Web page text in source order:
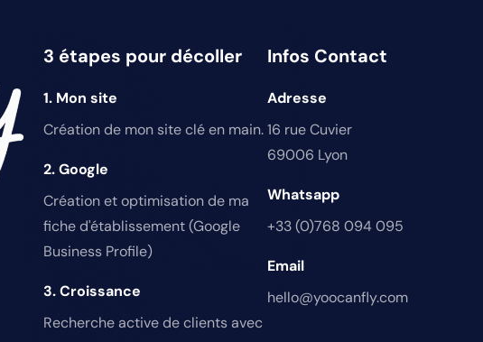
3 étapes pour décoller
1. Mon site
Création de mon site clé en main.
2. Google
Création et optimisation de ma
fiche d'établissement (Google
Business Profile)
3. Croissance
Recherche active de clients avec
Infos Contact
Adresse
16 rue Cuvier
69006 Lyon
Whatsapp
+33 (0)768 094 095
Email
hello@yoocanfly.com